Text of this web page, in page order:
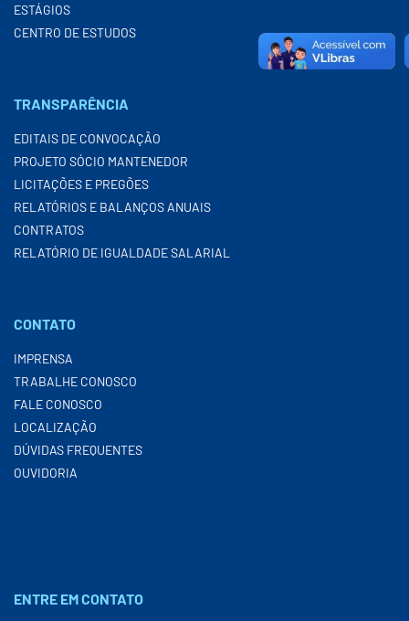
ESTÁGIOS
CENTRO DE ESTUDOS
TRANSPARÊNCIA
EDITAIS DE CONVOCAÇÃO
PROJETO SÓCIO MANTENEDOR
LICITAÇÕES E PREGÕES
RELATÓRIOS E BALANÇOS ANUAIS
CONTRATOS
RELATÓRIO DE IGUALDADE SALARIAL
CONTATO
IMPRENSA
TRABALHE CONOSCO
FALE CONOSCO
LOCALIZAÇÃO
DÚVIDAS FREQUENTES
OUVIDORIA
ENTRE EM CONTATO